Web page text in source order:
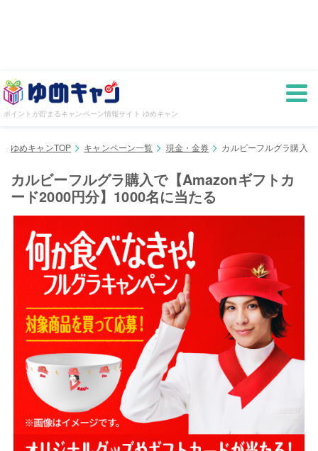
ポイントが貯まるキャンペーン情報サイト ゆめキャン
ゆめキャンTOP キャンペーン一覧 現金・金券 カルビーフルグラ購入
カルビーフルグラ購入で【Amazonギフトカ
ード2000円分】1000名に当たる